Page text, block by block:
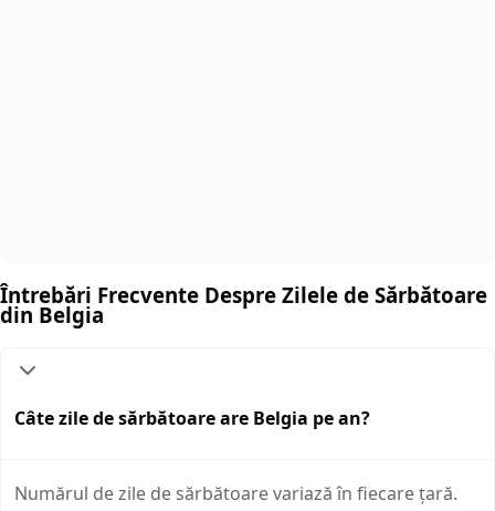
Întrebări Frecvente Despre Zilele de Sărbătoare
din Belgia
Câte zile de sărbătoare are Belgia pe an?
Numărul de zile de sărbătoare variază în fiecare țară.